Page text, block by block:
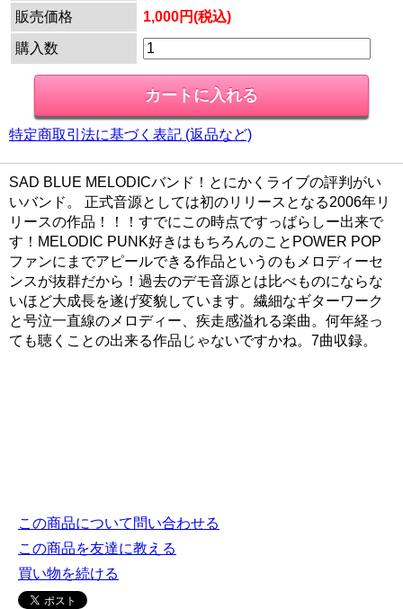
販売価格
1,000円(税込)
購入数
特定商取引法に基づく表記 (返品など)
SAD BLUE MELODICバンド！とにかくライブの評判がい
いバンド。 正式音源としては初のリリースとなる2006年リ
リースの作品！！！すでにこの時点ですっばらしー出来で
す！MELODIC PUNK好きはもちろんのことPOWER POP
ファンにまでアピールできる作品というのもメロディーセ
ンスが抜群だから！過去のデモ音源とは比べものにならな
いほど大成長を遂げ変貌しています。繊細なギターワーク
と号泣一直線のメロディー、疾走感溢れる楽曲。何年経っ
ても聴くことの出来る作品じゃないですかね。7曲収録。
この商品について問い合わせる
この商品を友達に教える
買い物を続ける